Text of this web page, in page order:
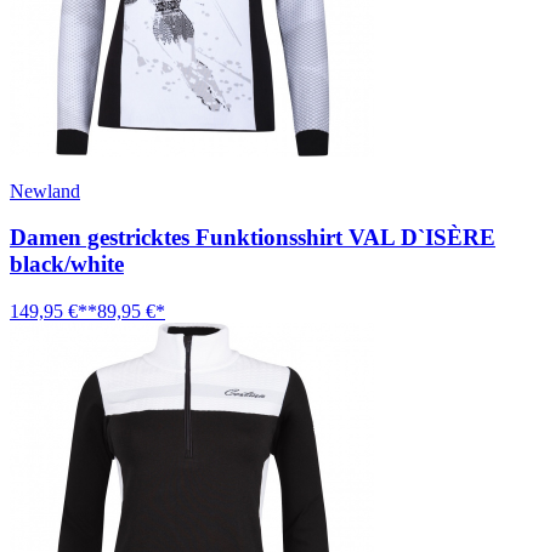
Newland
Damen gestricktes Funktionsshirt VAL D`ISÈRE
black/white
149,95 €**89,95 €*